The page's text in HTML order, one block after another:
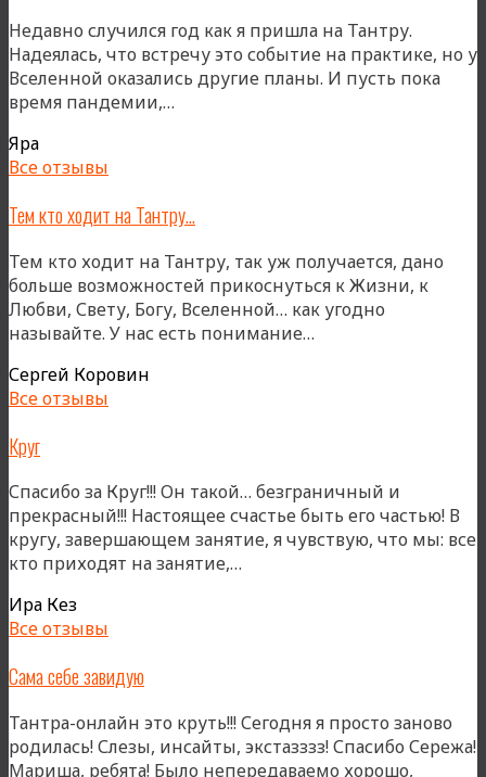
Недавно случился год как я пришла на Тантру.
Надеялась, что встречу это событие на практике, но у
Вселенной оказались другие планы. И пусть пока
время пандемии,…
Яра
Все отзывы
Тем кто ходит на Тантру…
Тем кто ходит на Тантру, так уж получается, дано
больше возможностей прикоснуться к Жизни, к
Любви, Свету, Богу, Вселенной… как угодно
называйте. У нас есть понимание…
Сергей Коровин
Все отзывы
Круг
Спасибо за Круг!!! Он такой… безграничный и
прекрасный!!! Настоящее счастье быть его частью! В
кругу, завершающем занятие, я чувствую, что мы: все
кто приходят на занятие,…
Ира Кез
Все отзывы
Сама себе завидую
Тантра-онлайн это круть!!! Сегодня я просто заново
родилась! Слезы, инсайты, экстазззз! Спасибо Сережа!
Мариша, ребята! Было непередаваемо хорошо,